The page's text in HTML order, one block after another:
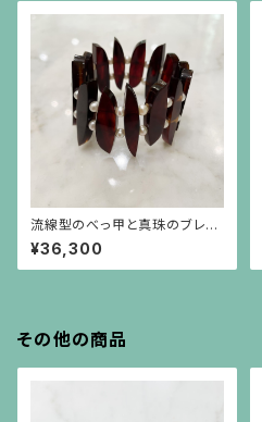
流線型のべっ甲と真珠のブレス
レット
¥36,300
その他の商品